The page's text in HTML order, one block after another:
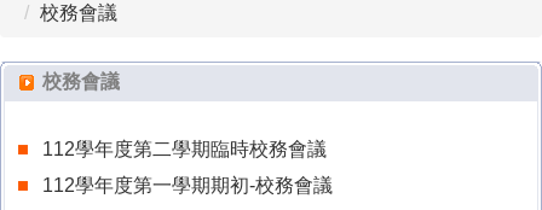
主題教育網站(Thematic Education Website)
會議資料公告(Conference Materials Announcement)
校務會議
校務會議
112學年度第二學期臨時校務會議
112學年度第一學期期初-校務會議